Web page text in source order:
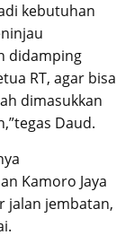
kebutuhan
didamping
RT, agar bisa
dimasukkan
Daud.
Kamoro Jaya
jalan jembatan,